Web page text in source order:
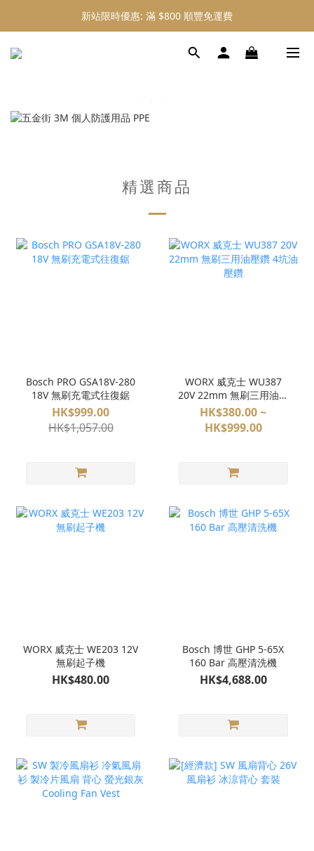
新站限時優惠: 會員購物 4% 回贈
新站限時優惠: 滿 $800 順豐免運費
新站限時優惠: 會員購物 4% 回贈
精選商品
Bosch PRO GSA18V-280
18V 無刷充電式往復鋸
HK$999.00
HK$1,057.00
WORX 威克士 WU387
20V 22mm 無刷三用油壓
鑽 4坑油壓鑽
HK$380.00 ~
HK$999.00
WORX 威克士 WE203 12V
無刷起子機
HK$480.00
Bosch 博世 GHP 5-65X
160 Bar 高壓清洗機
HK$4,688.00